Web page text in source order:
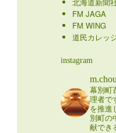
北海道新聞
FM JAGA
FM WING
道民カレッ
instagram
幕別町
理者で
を推進
別町の
献でき